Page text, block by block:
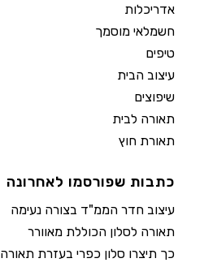
אדריכלות
חשמלאי מוסמך
טיפים
עיצוב הבית
שיפוצים
תאורה לבית
תאורת חוץ
כתבות שפורסמו לאחרונה
עיצוב חדר הממ"ד בצורה נעימה
תאורה לסלון הכוללת מאוורר
כך תיצרו סלון כפרי בעזרת תאורה